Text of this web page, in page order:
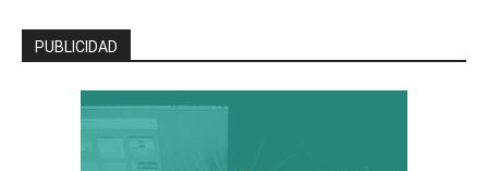
PUBLICIDAD